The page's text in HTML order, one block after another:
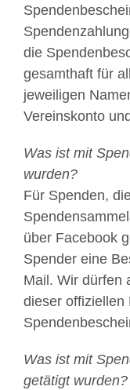
die
gesamthaft für
jeweiligen
Vereinskonto
Was ist mit
wurden?
Für Spenden,
über Facebook
Spender eine
Mail. Wir dürfen
dieser offiziellen
Was ist mit
getätigt wurden?